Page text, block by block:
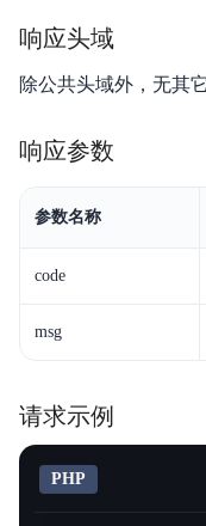
响应头域
除公共头域外，无其
响应参数
参数名称
code
msg
请求示例
PHP